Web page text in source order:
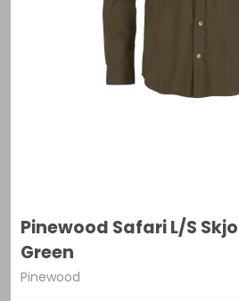
Pinewood Safari L/S
Green
Pinewood